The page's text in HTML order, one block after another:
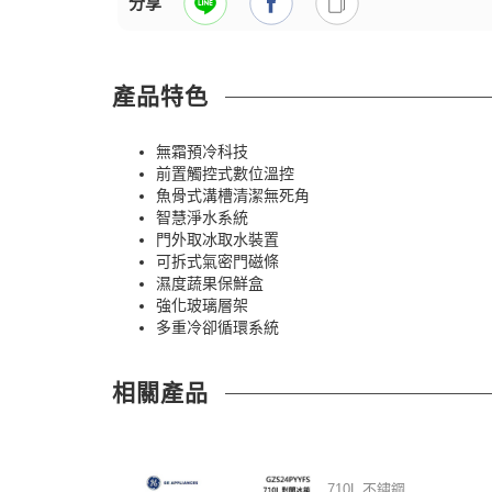
產品特色
無霜預冷科技
前置觸控式數位溫控
魚骨式溝槽清潔無死角
智慧淨水系統
門外取冰取水裝置
可拆式氣密門磁條
濕度蔬果保鮮盒
強化玻璃層架
多重冷卻循環系統
相關產品